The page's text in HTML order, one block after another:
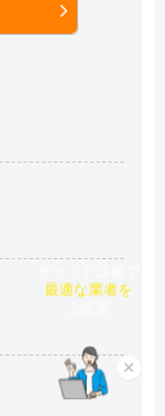
×
最適な業者を